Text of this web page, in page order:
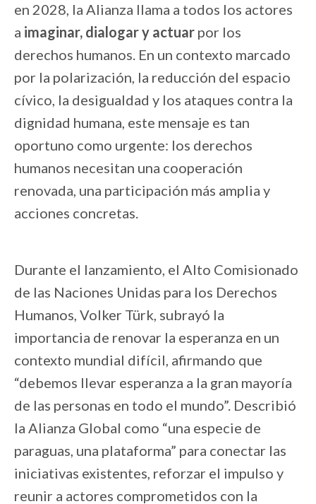
en 2028, la Alianza llama a todos los actores
a imaginar, dialogar y actuar por los
derechos humanos. En un contexto marcado
por la polarización, la reducción del espacio
cívico, la desigualdad y los ataques contra la
dignidad humana, este mensaje es tan
oportuno como urgente: los derechos
humanos necesitan una cooperación
renovada, una participación más amplia y
acciones concretas.
Durante el lanzamiento, el Alto Comisionado
de las Naciones Unidas para los Derechos
Humanos, Volker Türk, subrayó la
importancia de renovar la esperanza en un
contexto mundial difícil, afirmando que
“debemos llevar esperanza a la gran mayoría
de las personas en todo el mundo”. Describió
la Alianza Global como “una especie de
paraguas, una plataforma” para conectar las
iniciativas existentes, reforzar el impulso y
reunir a actores comprometidos con la